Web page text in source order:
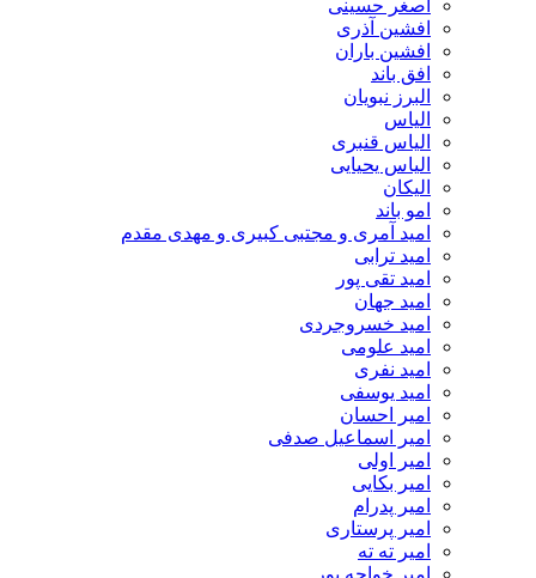
اصغر حسینی
افشین آذری
افشین باران
افق باند
البرز نبویان
الیاس
الیاس قنبرى
الیاس یحیایی
الیکان
امو باند
امید آمری و مجتبی کبیری و مهدى مقدم
امید ترابی
امید تقی پور
امید جهان
امید خسروجردی
امید علومی
امید نفری
امید یوسفی
امیر احسان
امیر اسماعیل صدفی
امیر اولی
امیر بکایی
امیر پدرام
امیر پرستاری
امیر ته ته